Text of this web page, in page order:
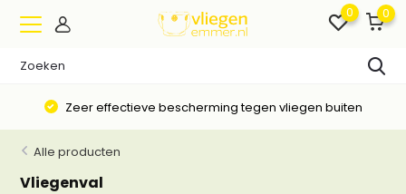
0 0
Zeer effectieve bescherming tegen vliegen buiten
Alle producten
Vliegenval